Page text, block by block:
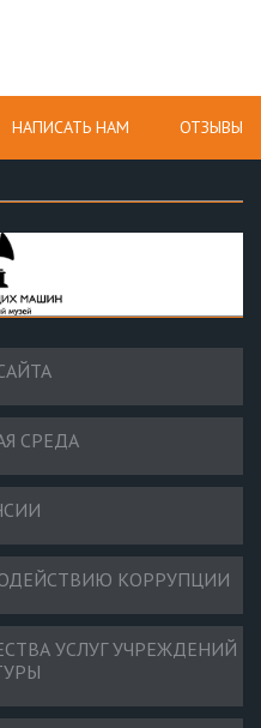
НАПИСАТЬ НАМ ОТЗЫВЫ
СРЕДА
КОРРУПЦИИ
УСЛУГ УЧРЕЖДЕНИЙ